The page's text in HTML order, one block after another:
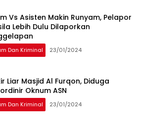
Vs Asisten Makin Runyam, Pelapor
Lebih Dulu Dilaporkan
Dan Kriminal 23/01/2024
Liar Masjid Al Furqon, Diduga
Oknum ASN
Dan Kriminal 23/01/2024